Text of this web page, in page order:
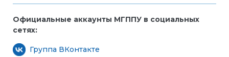
Официальные аккаунты МГППУ в социальных
сетях:
Группа ВКонтакте